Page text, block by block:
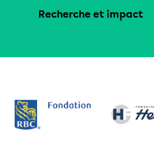
Recherche et impact